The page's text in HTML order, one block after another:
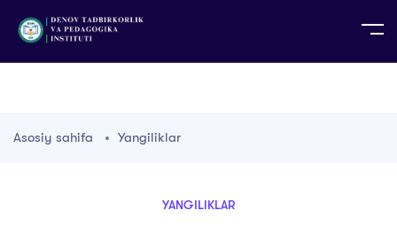
TG TR
Asosiy sahifa Yangiliklar
YANGILIKLAR